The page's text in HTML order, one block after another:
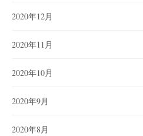
2020年12月
2020年11月
2020年10月
2020年9月
2020年8月